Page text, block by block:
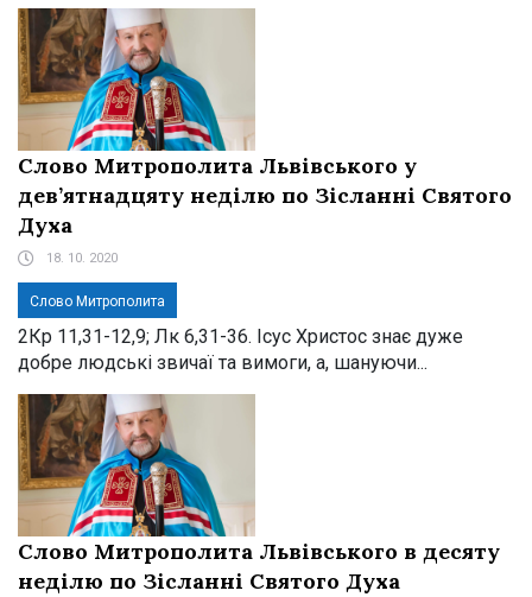
Слово Митрополита Львівського у
дев’ятнадцяту неділю по Зісланні Святого
Духа
18. 10. 2020
Слово Митрополита
2Кр 11,31-12,9; Лк 6,31-36. Ісус Христос знає дуже
добре людські звичаї та вимоги, а, шануючи...
Слово Митрополита Львівського в десяту
неділю по Зісланні Святого Духа